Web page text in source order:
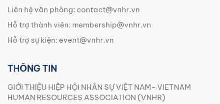
Liên hệ văn phòng: contact@vnhr.vn
Hỗ trợ thành viên: membership@vnhr.vn
Hỗ trợ sự kiện: event@vnhr.vn
THÔNG TIN
GIỚI THIỆU HIỆP HỘI NHÂN SỰ VIỆT NAM- VIETNAM
HUMAN RESOURCES ASSOCIATION (VNHR)